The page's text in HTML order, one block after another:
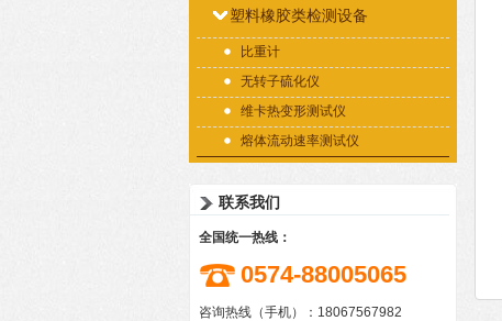
塑料橡胶类检测设备
比重计
无转子硫化仪
维卡热变形测试仪
熔体流动速率测试仪
联系我们
全国统一热线：
0574-88005065
咨询热线（手机）：18067567982